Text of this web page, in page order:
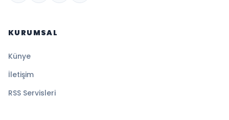
KURUMSAL
Künye
İletişim
RSS Servisleri